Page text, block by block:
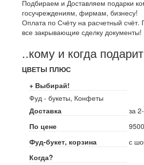
Подбираем и Доставляем подарки
госучреждениям, фирмам, бизнесу!
Оплата по Счёту на расчетный счёт.
все закрывающие сделку документы!
..кому и когда
ЦВЕТЫ ПЛЮС
+ Выбирай!
Фуд - букеты, Конфеты
Доставка
за
По цене
Фуд-букет, корзина
с
Когда?